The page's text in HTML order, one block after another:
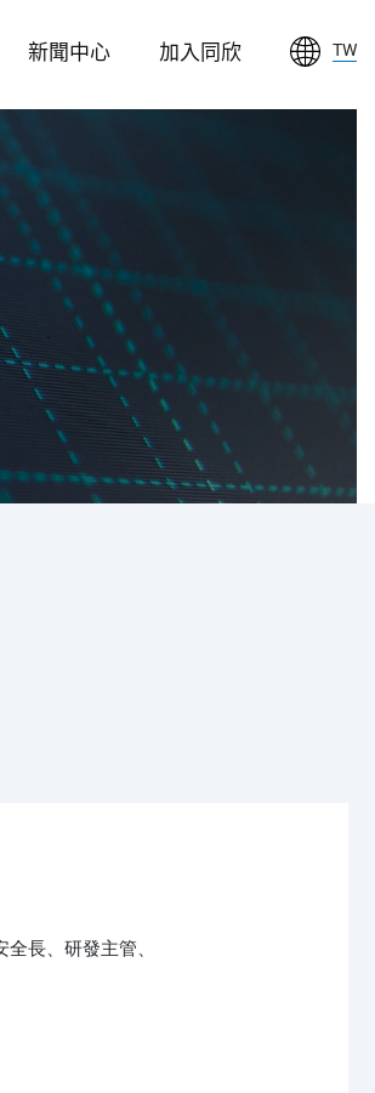
新聞中心 加入同欣 TW
長、研發主管、